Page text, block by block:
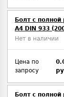
Болт с
A4 DIN 933
Нет в наличии
Цена по
запросу
Болт с